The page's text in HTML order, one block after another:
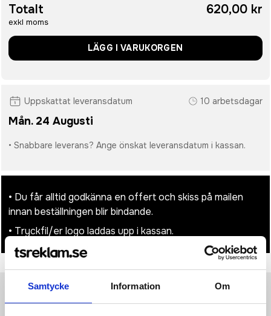
Samtycke Information Om
Totalt
exkl moms
620,00 kr
LÄGG I VARUKORGEN
Uppskattat leveransdatum 10 arbetsdagar
Mån. 24 Augusti
• Snabbare leverans? Ange önskat leveransdatum i kassan.
• Du får alltid godkänna en offert och skiss på mailen
innan beställningen blir bindande.
• Tryckfil/er logo laddas upp i kassan.
ProduktinformationSpecifikationerPristabellRecensioner (954st)